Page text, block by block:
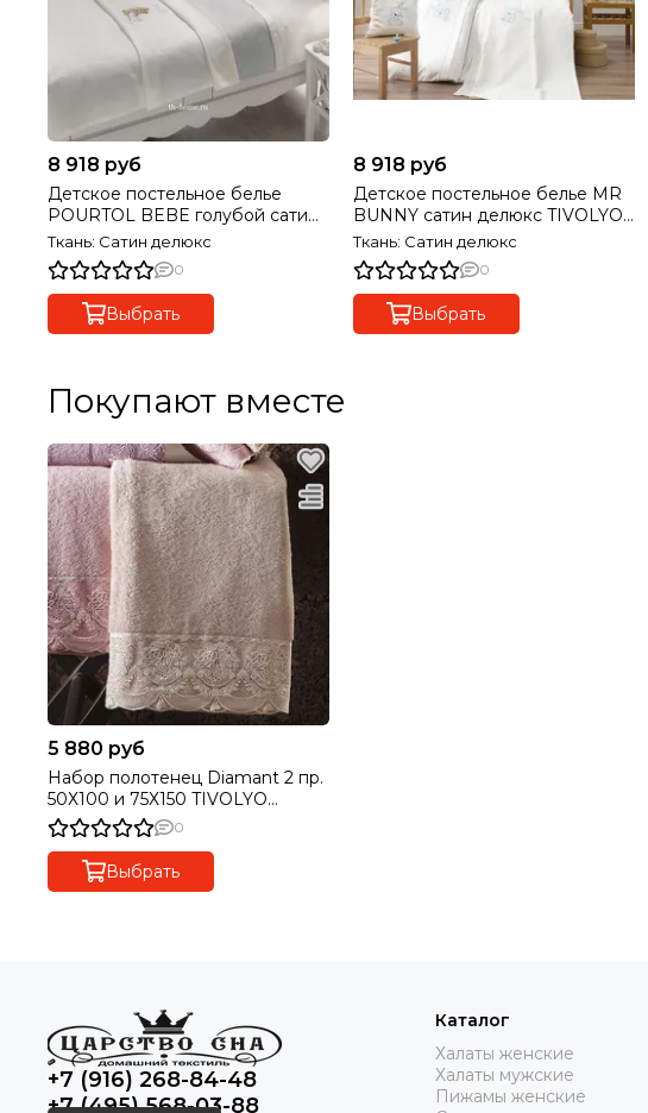
8 918 руб
Детское постельное белье
POURTOL BEBE голубой сатин
делюкс TIVOLYO HOME Турция
Ткань: Сатин делюкс
0
Выбрать
8 918 руб
Детское постельное белье MR
BUNNY сатин делюкс TIVOLYO
HOME Турция
Ткань: Сатин делюкс
0
Выбрать
Покупают вместе
5 880 руб
Набор полотенец Diamant 2 пр.
50Х100 и 75Х150 TIVOLYO
HOME Турция 0
Выбрать
+7 (916) 268-84-48
+7 (495) 568-03-88
Каталог
Халаты женские
Халаты мужские
Пижамы женские